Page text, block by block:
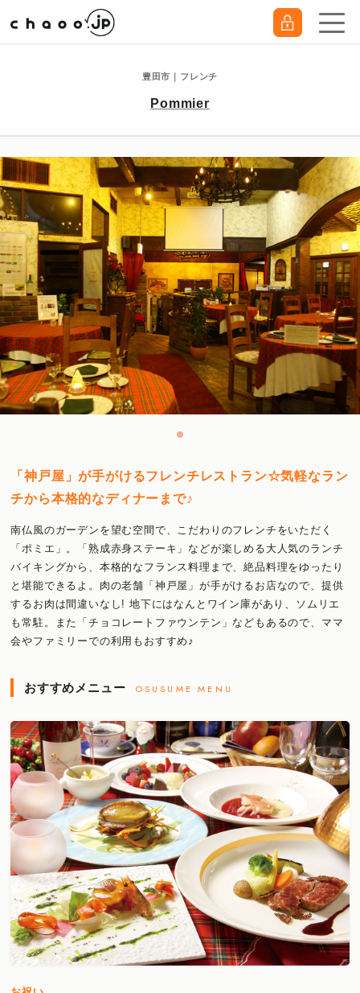
豊田市｜フレンチ
Pommier
「神戸屋」が手がけるフレンチレストラン☆気軽なラン
チから本格的なディナーまで♪
南仏風のガーデンを望む空間で、こだわりのフレンチをいただく
「ポミエ」。「熟成赤身ステーキ」などが楽しめる大人気のランチ
バイキングから、本格的なフランス料理まで、絶品料理をゆったり
と堪能できるよ。肉の老舗「神戸屋」が手がけるお店なので、提供
するお肉は間違いなし! 地下にはなんとワイン庫があり、ソムリエ
も常駐。また「チョコレートファウンテン」などもあるので、ママ
会やファミリーでの利用もおすすめ♪
おすすめメニュー OSUSUME MENU